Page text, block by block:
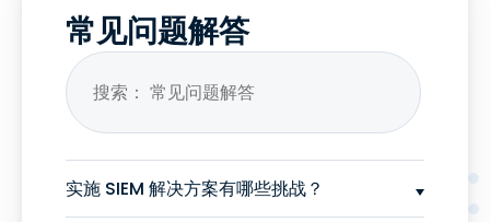
常见问题解答
实施 SIEM 解决方案有哪些挑战？